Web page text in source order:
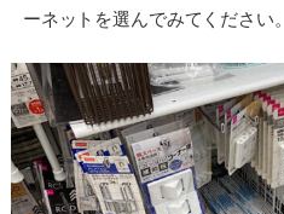
ーネットを選んでみてください。